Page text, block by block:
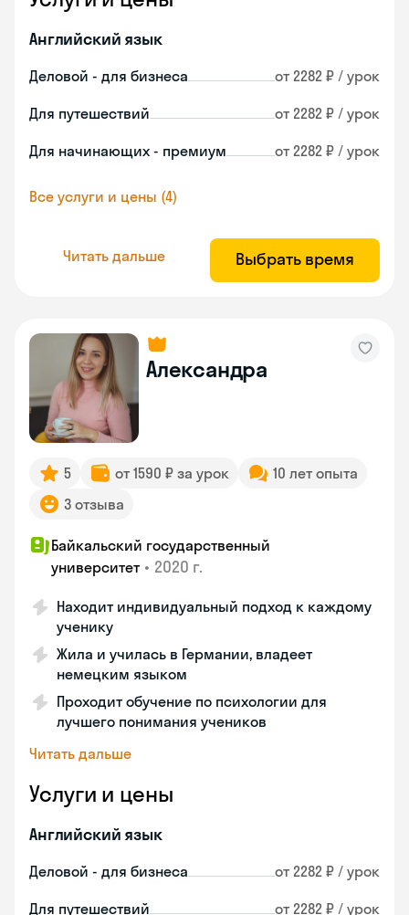
Английский язык
Деловой - для бизнеса от 2282 ₽ / урок
Для путешествий от 2282 ₽ / урок
Для начинающих - премиум от 2282 ₽ / урок
Все услуги и цены (4)
Читать дальше Выбрать время
Александра
5 от 1590 ₽ за урок
10 лет опыта
3 отзыва
Байкальский государственный
университет • 2020 г.
Находит индивидуальный подход к каждому
ученику
Жила и училась в Германии, владеет
немецким языком
Проходит обучение по психологии для
лучшего понимания учеников
Читать дальше
Услуги и цены
Английский язык
Деловой - для бизнеса от 2282 ₽ / урок
Для путешествий от 2282 ₽ / урок